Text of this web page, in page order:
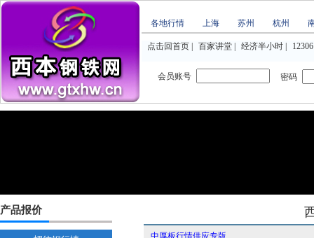
各地行情 上海 苏州 杭州
点击回首页 百家讲堂 经济半小时 12306
会员账号 密码
产品报价
中厚板行情供应专版